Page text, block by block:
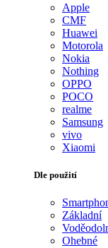
Apple
CMF
Huawei
Motorola
Nokia
Nothing
OPPO
POCO
realme
Samsung
vivo
Xiaomi
Dle použití
Základní
Ohebné